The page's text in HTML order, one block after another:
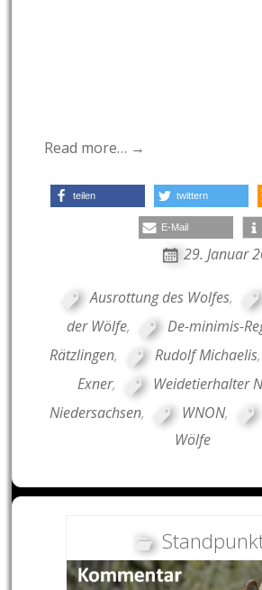
Read more… →
teilen twittern
E-Mail
29. Januar
Ausrottung des Wolfes,
der Wölfe, De-minimis-
Rätzlingen, Rudolf Michaelis,
Exner,
Weidetierhalter
Niedersachsen, WNON,
Wölfe